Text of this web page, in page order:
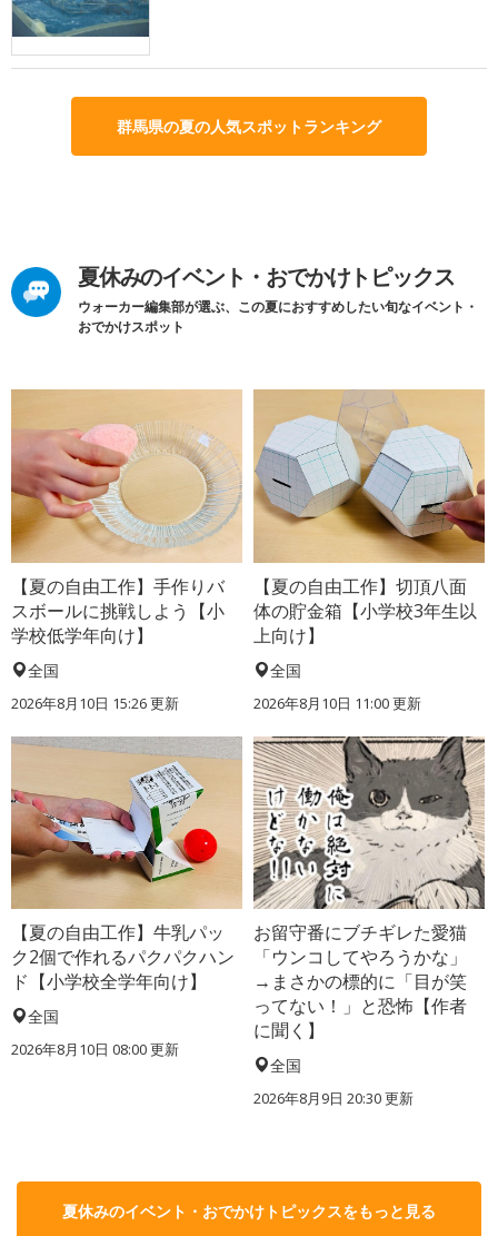
群馬県の夏の人気スポットランキング
夏休みのイベント・おでかけトピックス
ウォーカー編集部が選ぶ、この夏におすすめしたい旬なイベント・
おでかけスポット
【夏の自由工作】手作りバ
スボールに挑戦しよう【小
学校低学年向け】
全国
2026年8月10日 15:26更新
【夏の自由工作】切頂八面
体の貯金箱【小学校3年生以
上向け】
全国
2026年8月10日 11:00更新
【夏の自由工作】牛乳パッ
ク2個で作れるパクパクハン
ド【小学校全学年向け】
全国
2026年8月10日 08:00更新
お留守番にブチギレた愛猫
「ウンコしてやろうかな」
→まさかの標的に「目が笑
ってない！」と恐怖【作者
に聞く】
全国
2026年8月9日 20:30更新
夏休みのイベント・おでかけトピックスをもっと見る